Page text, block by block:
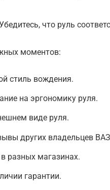
что руль
моментов:
стиль вождения.
на эргономику руля.
виде руля.
других владельцев
разных магазинах.
гарантии.